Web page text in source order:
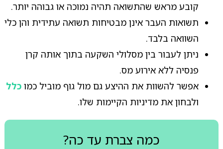
קובע מראש שהתשואה תהיה נמוכה או גבוהה יותר.
תשואות העבר אינן מבטיחות תשואה עתידית והן כלי
השוואה בלבד.
ניתן לעבור בין מסלולי השקעה בתוך אותה קרן
פנסיה ללא אירוע מס.
אפשר להשוות את ההיצע גם מול גוף מוביל כמו כלל
ולבחון את מדיניות הקיימות שלו.
כמה צברת עד כה?